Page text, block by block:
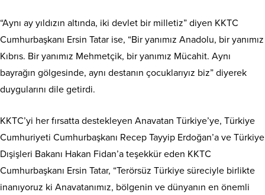
“Aynı ay yıldızın altında, iki devlet bir milletiz” diyen KKTC
Cumhurbaşkanı Ersin Tatar ise, “Bir yanımız Anadolu, bir yanımız
Kıbrıs. Bir yanımız Mehmetçik, bir yanımız Mücahit. Aynı
bayrağın gölgesinde, aynı destanın çocuklarıyız biz” diyerek
duygularını dile getirdi.
KKTC’yi her fırsatta destekleyen Anavatan Türkiye’ye, Türkiye
Cumhuriyeti Cumhurbaşkanı Recep Tayyip Erdoğan’a ve Türkiye
Dışişleri Bakanı Hakan Fidan’a teşekkür eden KKTC
Cumhurbaşkanı Ersin Tatar, “Terörsüz Türkiye süreciyle birlikte
inanıyoruz ki Anavatanımız, bölgenin ve dünyanın en önemli